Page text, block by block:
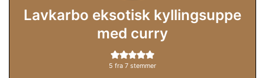
Lavkarbo eksotisk kyllingsuppe
med curry
5 fra 7 stemmer